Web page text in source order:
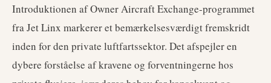
Introduktionen af Owner Aircraft Exchange-programmet
fra Jet Linx markerer et bemærkelsesværdigt fremskridt
inden for den private luftfartssektor. Det afspejler en
dybere forståelse af kravene og forventningerne hos